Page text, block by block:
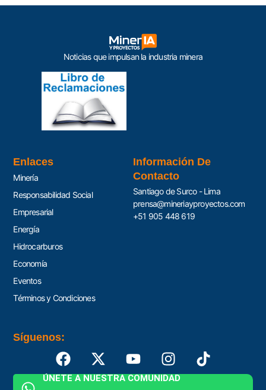
Noticias que impulsan la industria minera
Enlaces
Minería
Responsabilidad Social
Empresarial
Energía
Hidrocarburos
Economía
Eventos
Términos y Condiciones
Información De
Contacto
Santiago de Surco - Lima
prensa@mineriayproyectos.com
+51 905 448 619
Síguenos:
ÚNETE A NUESTRA COMUNIDAD